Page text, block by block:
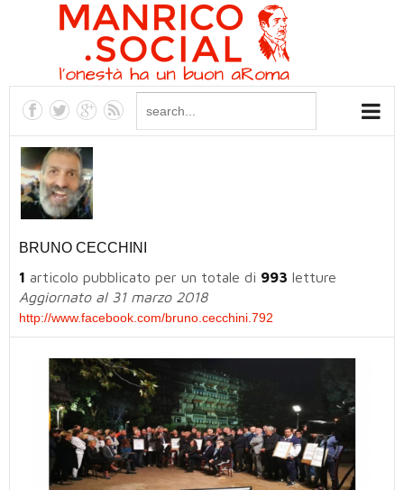
BRUNO CECCHINI
1 articolo pubblicato per un totale di 993 letture
Aggiornato al 31 marzo 2018
http://www.facebook.com/bruno.cecchini.792